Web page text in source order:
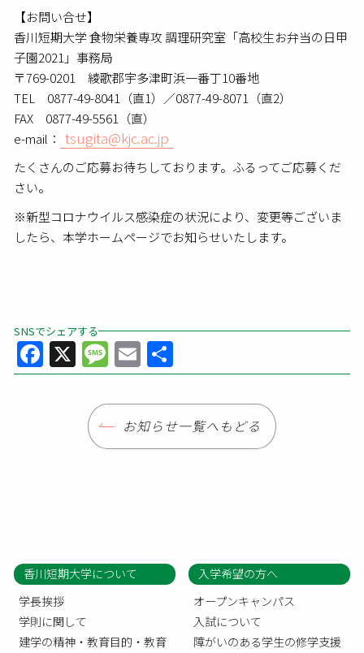
【お問い合せ】
香川短期大学 食物栄養専攻 調理研究室「高校生お弁当の日甲
子園2021」事務局
〒769-0201 綾歌郡宇多津町浜一番丁10番地
TEL 0877-49-8041（直1）／0877-49-8071（直2）
FAX 0877-49-5561（直）
e-mail： tsugita@kjc.ac.jp
たくさんのご応募お待ちしております。ふるってご応募くだ
さい。
※新型コロナウイルス感染症の状況により、変更等ございま
したら、本学ホームページでお知らせいたします。
SNSでシェアする
Facebook
X Message
Email
有
お知らせ一覧へもどる
香川短期大学について
学長挨拶
学則に関して
建学の精神・教育目的・教育
入学希望の方へ
オープンキャンパス
入試について
障がいのある学生の修学支援